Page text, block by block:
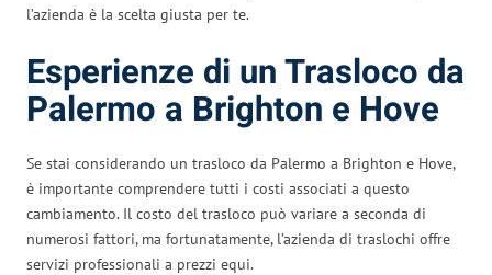
l’azienda è la scelta giusta per te.
Esperienze di un Trasloco da
Palermo a Brighton e Hove
Se stai considerando un trasloco da Palermo a Brighton e Hove,
è importante comprendere tutti i costi associati a questo
cambiamento. Il costo del trasloco può variare a seconda di
numerosi fattori, ma fortunatamente, l’azienda di traslochi offre
servizi professionali a prezzi equi.